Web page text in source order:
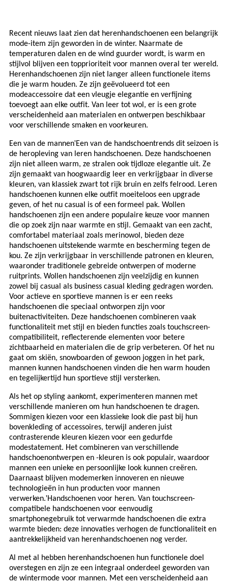
Recent nieuws laat zien dat herenhandschoenen een belangrijk
mode-item zijn geworden in de winter. Naarmate de
temperaturen dalen en de wind guurder wordt, is warm en
stijlvol blijven een topprioriteit voor mannen overal ter wereld.
Herenhandschoenen zijn niet langer alleen functionele items
die je warm houden. Ze zijn geëvolueerd tot een
modeaccessoire dat een vleugje elegantie en verfijning
toevoegt aan elke outfit. Van leer tot wol, er is een grote
verscheidenheid aan materialen en ontwerpen beschikbaar
voor verschillende smaken en voorkeuren.
Een van de mannen'Een van de handschoentrends dit seizoen is
de heropleving van leren handschoenen. Deze handschoenen
zijn niet alleen warm, ze stralen ook tijdloze elegantie uit. Ze
zijn gemaakt van hoogwaardig leer en verkrijgbaar in diverse
kleuren, van klassiek zwart tot rijk bruin en zelfs felrood. Leren
handschoenen kunnen elke outfit moeiteloos een upgrade
geven, of het nu casual is of een formeel pak. Wollen
handschoenen zijn een andere populaire keuze voor mannen
die op zoek zijn naar warmte en stijl. Gemaakt van een zacht,
comfortabel materiaal zoals merinowol, bieden deze
handschoenen uitstekende warmte en bescherming tegen de
kou. Ze zijn verkrijgbaar in verschillende patronen en kleuren,
waaronder traditionele gebreide ontwerpen of moderne
ruitprints. Wollen handschoenen zijn veelzijdig en kunnen
zowel bij casual als business casual kleding gedragen worden.
Voor actieve en sportieve mannen is er een reeks
handschoenen die speciaal ontworpen zijn voor
buitenactiviteiten. Deze handschoenen combineren vaak
functionaliteit met stijl en bieden functies zoals touchscreen-
compatibiliteit, reflecterende elementen voor betere
zichtbaarheid en materialen die de grip verbeteren. Of het nu
gaat om skiën, snowboarden of gewoon joggen in het park,
mannen kunnen handschoenen vinden die hen warm houden
en tegelijkertijd hun sportieve stijl versterken.
Als het op styling aankomt, experimenteren mannen met
verschillende manieren om hun handschoenen te dragen.
Sommigen kiezen voor een klassieke look die past bij hun
bovenkleding of accessoires, terwijl anderen juist
contrasterende kleuren kiezen voor een gedurfde
modestatement. Het combineren van verschillende
handschoenontwerpen en -kleuren is ook populair, waardoor
mannen een unieke en persoonlijke look kunnen creëren.
Daarnaast blijven modemerken innoveren en nieuwe
technologieën in hun producten voor mannen
verwerken.'Handschoenen voor heren. Van touchscreen-
compatibele handschoenen voor eenvoudig
smartphonegebruik tot verwarmde handschoenen die extra
warmte bieden: deze innovaties verhogen de functionaliteit en
aantrekkelijkheid van herenhandschoenen nog verder.
Al met al hebben herenhandschoenen hun functionele doel
overstegen en zijn ze een integraal onderdeel geworden van
de wintermode voor mannen. Met een verscheidenheid aan